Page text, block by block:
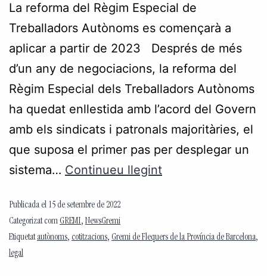
La reforma del Règim Especial de
Treballadors Autònoms es començarà a
aplicar a partir de 2023 Després de més
d’un any de negociacions, la reforma del
Règim Especial dels Treballadors Autònoms
ha quedat enllestida amb l’acord del Govern
amb els sindicats i patronals majoritàries, el
que suposa el primer pas per desplegar un
sistema… Continueu llegint
Publicada el 15 de setembre de 2022
Categorizat com GREMI, NewsGremi
Etiquetatautònoms, cotitzacions, Gremi de Flequers de la Província de Barcelona,
legal